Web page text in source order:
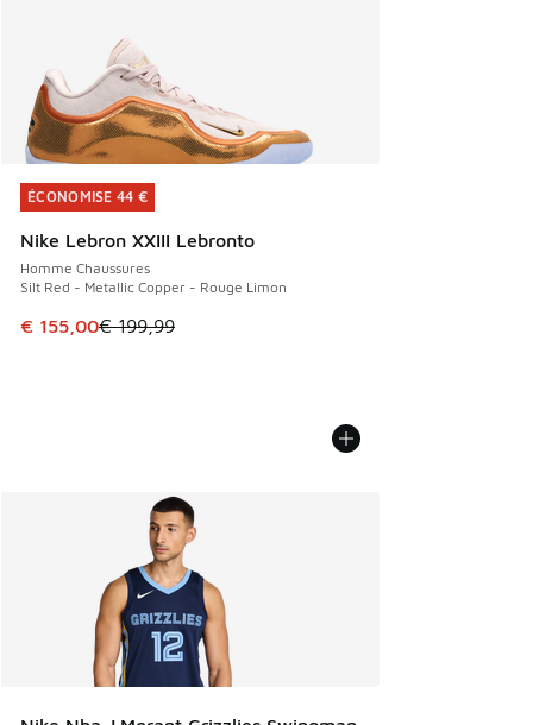
ÉCONOMISE 44 €
Nike Lebron XXIII Lebronto
Homme Chaussures
Silt Red - Metallic Copper - Rouge Limon
Cet article est en promotion. Prix en baisse de € 199,99 à
€ 155,00€ 199,99
ÉCONOMISE 44 €